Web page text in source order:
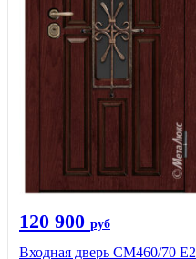
120 900 руб
Входная дверь СМ460/70 Е2